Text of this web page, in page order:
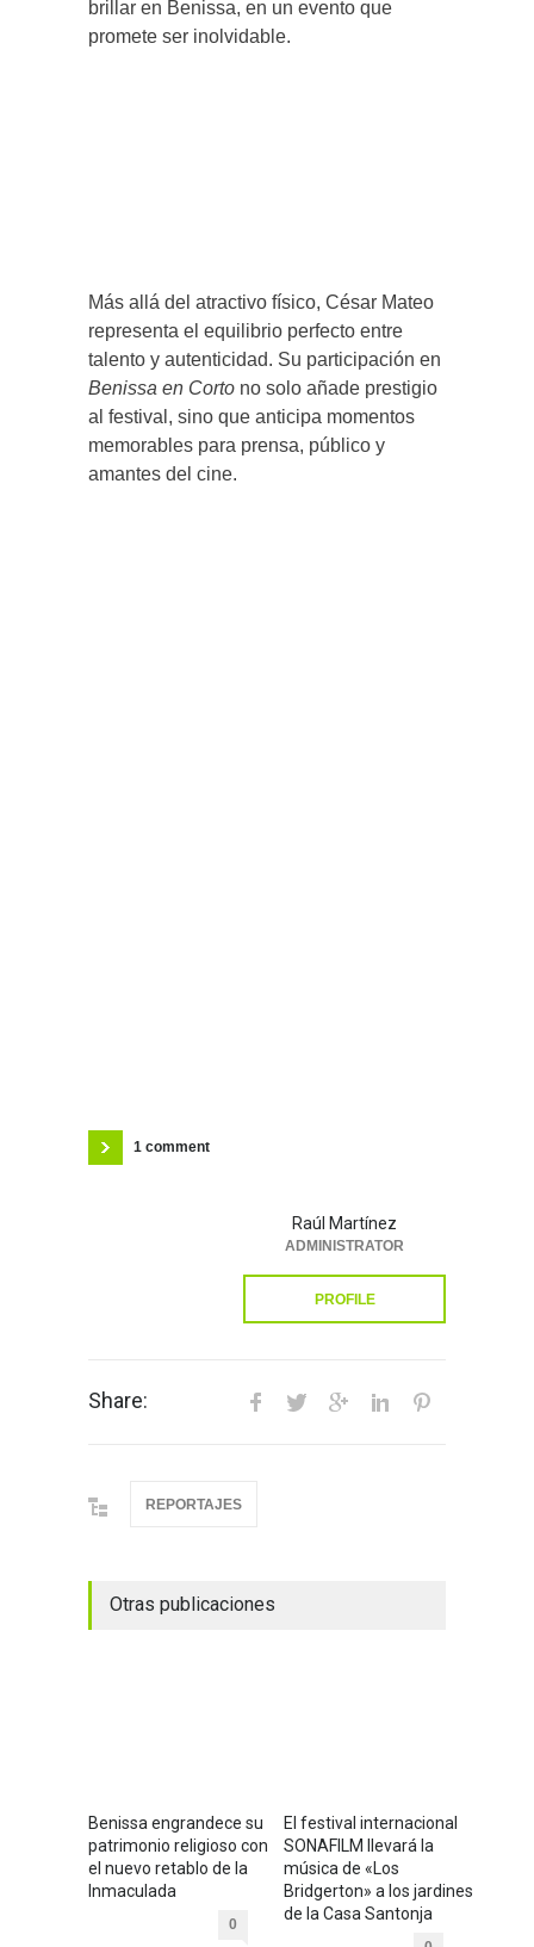
brillar en Benissa, en un evento que
promete ser inolvidable.
Más allá del atractivo físico, César Mateo
representa el equilibrio perfecto entre
talento y autenticidad. Su participación en
Benissa en Corto no solo añade prestigio
al festival, sino que anticipa momentos
memorables para prensa, público y
amantes del cine.
1 comment
Raúl Martínez
ADMINISTRATOR
PROFILE
Share:
REPORTAJES
Otras publicaciones
Benissa engrandece su
patrimonio religioso con
el nuevo retablo de la
Inmaculada
0
El festival internacional
SONAFILM llevará la
música de «Los
Bridgerton» a los jardines
de la Casa Santonja